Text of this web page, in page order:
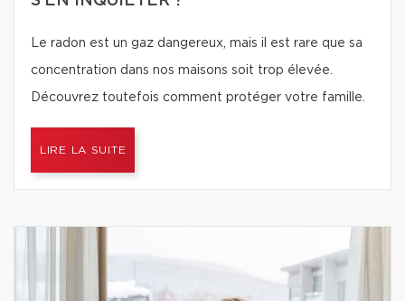
Le radon est un gaz dangereux, mais il est rare que sa
concentration dans nos maisons soit trop élevée.
Découvrez toutefois comment protéger votre famille.
LIRE LA SUITE